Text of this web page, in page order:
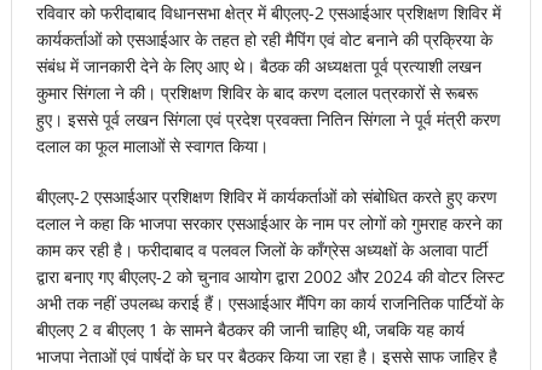
रविवार को फरीदाबाद विधानसभा क्षेत्र में बीएलए-2 एसआईआर प्रशिक्षण शिविर में
कार्यकर्ताओं को एसआईआर के तहत हो रही मैपिंग एवं वोट बनाने की प्रक्रिया के
संबंध में जानकारी देने के लिए आए थे। बैठक की अध्यक्षता पूर्व प्रत्याशी लखन
कुमार सिंगला ने की। प्रशिक्षण शिविर के बाद करण दलाल पत्रकारों से रूबरू
हुए। इससे पूर्व लखन सिंगला एवं प्रदेश प्रवक्ता नितिन सिंगला ने पूर्व मंत्री करण
दलाल का फूल मालाओं से स्वागत किया।
बीएलए-2 एसआईआर प्रशिक्षण शिविर में कार्यकर्ताओं को संबोधित करते हुए करण
दलाल ने कहा कि भाजपा सरकार एसआईआर के नाम पर लोगों को गुमराह करने का
काम कर रही है। फरीदाबाद व पलवल जिलों के काँग्रेस अध्यक्षों के अलावा पार्टी
द्वारा बनाए गए बीएलए-2 को चुनाव आयोग द्वारा 2002 और 2024 की वोटर लिस्ट
अभी तक नहीं उपलब्ध कराई हैं। एसआईआर मैंपिग का कार्य राजनितिक पार्टियों के
बीएलए 2 व बीएलए 1 के सामने बैठकर की जानी चाहिए थी, जबकि यह कार्य
भाजपा नेताओं एवं पार्षदों के घर पर बैठकर किया जा रहा है। इससे साफ जाहिर है